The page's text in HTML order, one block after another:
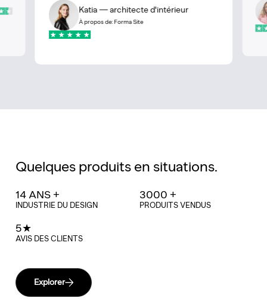
Katia — architecte d'intérieur
À propos de: Forma Site
Quelques produits en situations.
14 ANS +
INDUSTRIE DU DESIGN
3000 +
PRODUITS VENDUS
5★
AVIS DES CLIENTS
Explorer